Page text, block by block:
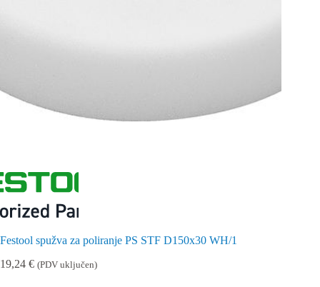
Festool spužva za poliranje PS STF D150x30 WH/1
19,24 € (PDV uključen)